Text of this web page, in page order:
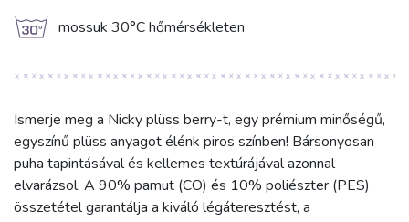
g mossuk 30°C hőmérsékleten
Ismerje meg a Nicky plüss berry-t, egy prémium minőségű,
egyszínű plüss anyagot élénk piros színben! Bársonyosan
puha tapintásával és kellemes textúrájával azonnal
elvarázsol. A 90% pamut (CO) és 10% poliészter (PES)
összetétel garantálja a kiváló légáteresztést, a